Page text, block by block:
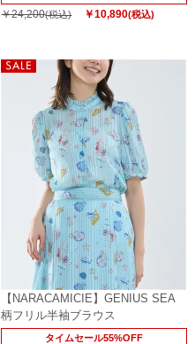
￥24,200(税込) ￥10,890(税込)
【NARACAMICIE】GENIUS SEA
柄フリル半袖ブラウス
タイムセール55%OFF